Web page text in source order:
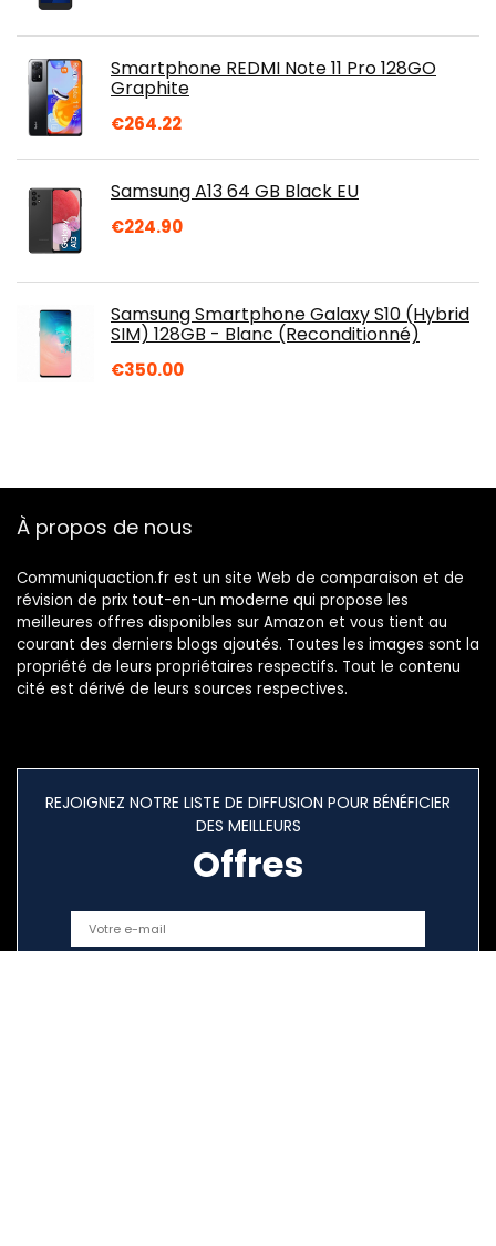
Smartphone REDMI Note 11 Pro 128GO
Graphite
€264.22
Samsung A13 64 GB Black EU
€224.90
Samsung Smartphone Galaxy S10 (Hybrid
SIM) 128GB - Blanc (Reconditionné)
€350.00
À propos de nous
Communiquaction.fr est un site Web de comparaison et de
révision de prix tout-en-un moderne qui propose les
meilleures offres disponibles sur Amazon et vous tient au
courant des derniers blogs ajoutés. Toutes les images sont la
propriété de leurs propriétaires respectifs. Tout le contenu
cité est dérivé de leurs sources respectives.
REJOIGNEZ NOTRE LISTE DE DIFFUSION POUR BÉNÉFICIER
DES MEILLEURS
Offres